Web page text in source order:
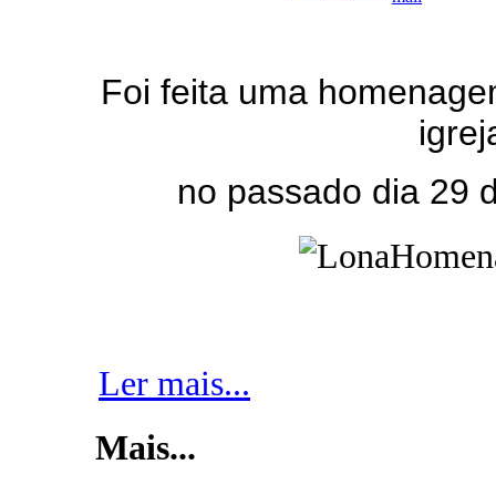
Foi feita uma
no passado dia 29
Ler mais...
Mais...